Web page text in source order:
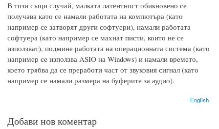
В този същи случай, малката латентност обикновено се
получава като се намали работата на компютъра (като
например се затворят други софтуери), намали работата
софтуера (като например се махнат писти, които не се
използват), подмине работата на операционната система (като
например се използва ASIO на Windows) и намали времето,
което трябва да се преработи част от звуковия сигнал (като
например се намали размера на буферите за аудио).
English
Добави нов коментар